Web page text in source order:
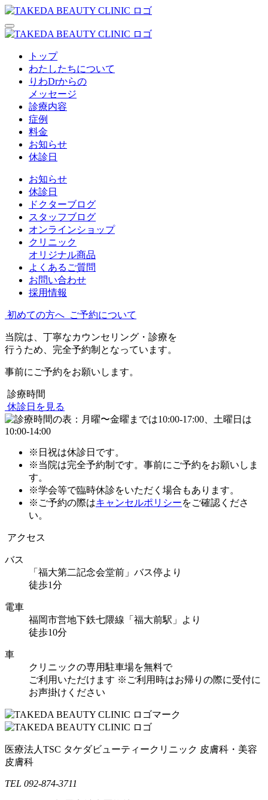
トップ
わたしたちについて
りわDrからの
メッセージ
診療内容
症例
料金
お知らせ
休診日
お知らせ
休診日
ドクターブログ
スタッフブログ
オンラインショップ
クリニック
オリジナル商品
よくあるご質問
お問い合わせ
採用情報
初めての方へ ご予約について
当院は、丁寧なカウンセリング・診療を
行うため、完全予約制となっています。
事前にご予約をお願いします。
診療時間
休診日を見る
※日祝は休診日です。
※当院は完全予約制です。事前にご予約をお願いしま
す。
※学会等で臨時休診をいただく場合もあります。
※ご予約の際はキャンセルポリシーをご確認くださ
い。
アクセス
バス
「福大第二記念会堂前」バス停より
徒歩1分
電車
福岡市営地下鉄七隈線「福大前駅」より
徒歩10分
車
クリニックの専用駐車場を無料で
ご利用いただけます ※ご利用時はお帰りの際に受付に
お声掛けください
医療法人TSC タケダビューティークリニック 皮膚科・美容
皮膚科
TEL 092-874-3711